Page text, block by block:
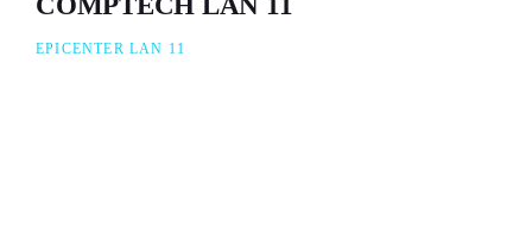
EPICENTER LAN 11